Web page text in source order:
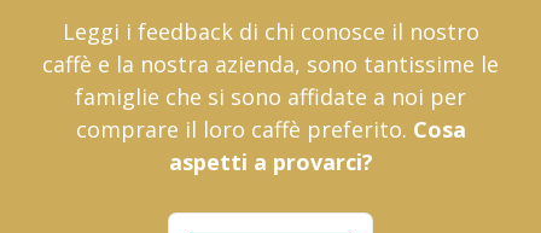
Leggi i feedback di chi conosce il nostro
caffè e la nostra azienda, sono tantissime le
famiglie che si sono affidate a noi per
comprare il loro caffè preferito. Cosa
aspetti a provarci?